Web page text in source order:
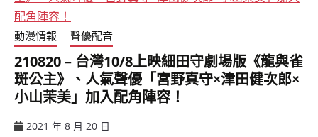
動漫情報 聲優配音
210820 – 台灣10/8上映細田守劇場版《龍與雀
斑公主》、人氣聲優「宮野真守×津田健次郎×
小山茉美」加入配角陣容！
2021 年 8 月 20 日